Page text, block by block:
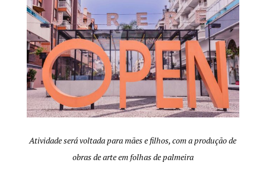
Atividade será voltada para mães e filhos, com a produção de
obras de arte em folhas de palmeira